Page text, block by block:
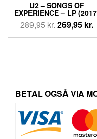
U2 ‎– SONGS OF
EXPERIENCE – LP
289,95kr.Den
oprindelige
269,95 kr.
BETAL OGSÅ VIA